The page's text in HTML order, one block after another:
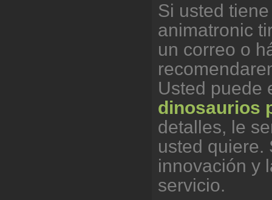
Si usted
animatronic
un correo o
Usted puede
dinosaurios
detalles, le
usted quiere.
innovación y
servicio.